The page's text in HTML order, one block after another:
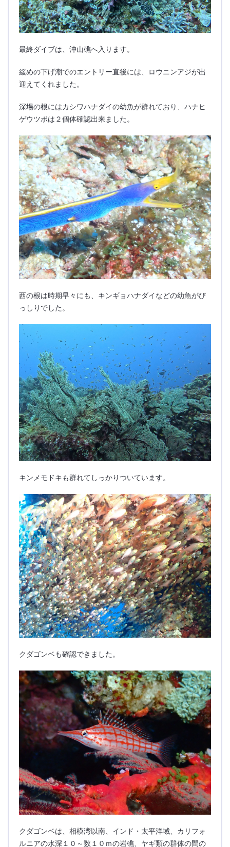
最終ダイブは、沖山礁へ入ります。
緩めの下げ潮でのエントリー直後には、ロウニンアジが出
迎えてくれました。
深場の根にはカシワハナダイの幼魚が群れており、ハナヒ
ゲウツボは２個体確認出来ました。
西の根は時期早々にも、キンギョハナダイなどの幼魚がび
っしりでした。
キンメモドキも群れてしっかりついています。
クダゴンベも確認できました。
クダゴンベは、相模湾以南、インド・太平洋域、カリフォ
ルニアの水深１０～数１０ｍの岩礁、ヤギ類の群体の間の